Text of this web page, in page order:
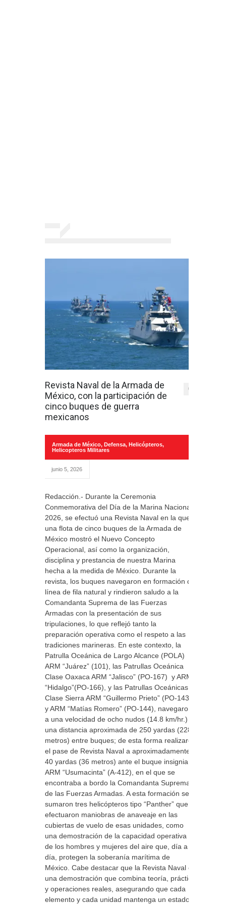
Revista Naval de la Armada de
México, con la participación de
cinco buques de guerra
mexicanos
0
Armada de México, Defensa, Helicópteros,
Helicopteros Militares
junio 5, 2026
Redacción.- Durante la Ceremonia
Conmemorativa del Día de la Marina Nacional
2026, se efectuó una Revista Naval en la que
una flota de cinco buques de la Armada de
México mostró el Nuevo Concepto
Operacional, así como la organización,
disciplina y prestancia de nuestra Marina
hecha a la medida de México. Durante la
revista, los buques navegaron en formación de
línea de fila natural y rindieron saludo a la
Comandanta Suprema de las Fuerzas
Armadas con la presentación de sus
tripulaciones, lo que reflejó tanto la
preparación operativa como el respeto a las
tradiciones marineras. En este contexto, la
Patrulla Oceánica de Largo Alcance (POLA)
ARM “Juárez” (101), las Patrullas Oceánica
Clase Oaxaca ARM “Jalisco” (PO-167) y ARM
“Hidalgo”(PO-166), y las Patrullas Oceánicas
Clase Sierra ARM “Guillermo Prieto” (PO-143)
y ARM “Matías Romero” (PO-144), navegaron
a una velocidad de ocho nudos (14.8 km/hr.) y
una distancia aproximada de 250 yardas (228
metros) entre buques; de esta forma realizaron
el pase de Revista Naval a aproximadamente
40 yardas (36 metros) ante el buque insignia
ARM “Usumacinta” (A-412), en el que se
encontraba a bordo la Comandanta Suprema
de las Fuerzas Armadas. A esta formación se
sumaron tres helicópteros tipo “Panther” que
efectuaron maniobras de anaveaje en las
cubiertas de vuelo de esas unidades, como
una demostración de la capacidad operativa
de los hombres y mujeres del aire que, día a
día, protegen la soberanía marítima de
México. Cabe destacar que la Revista Naval es
una demostración que combina teoría, práctica
y operaciones reales, asegurando que cada
elemento y cada unidad mantenga un estado